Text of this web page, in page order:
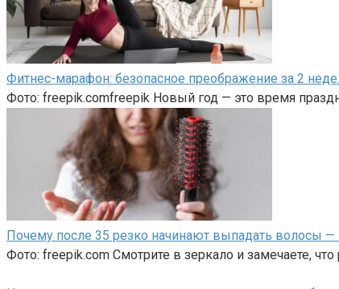
Фитнес-марафон: безопасное преображение за 2
Фото: freepik.comfreepik Новый год — это время
Почему после 35 резко начинают выпадать волосы —
Фото: freepik.com Смотрите в зеркало и замечаете,